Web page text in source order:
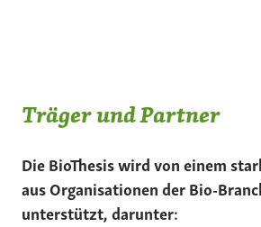
Träger und Partner
Die BioThesis wird von einem
aus Organisationen der Bio-
unterstützt, darunter: